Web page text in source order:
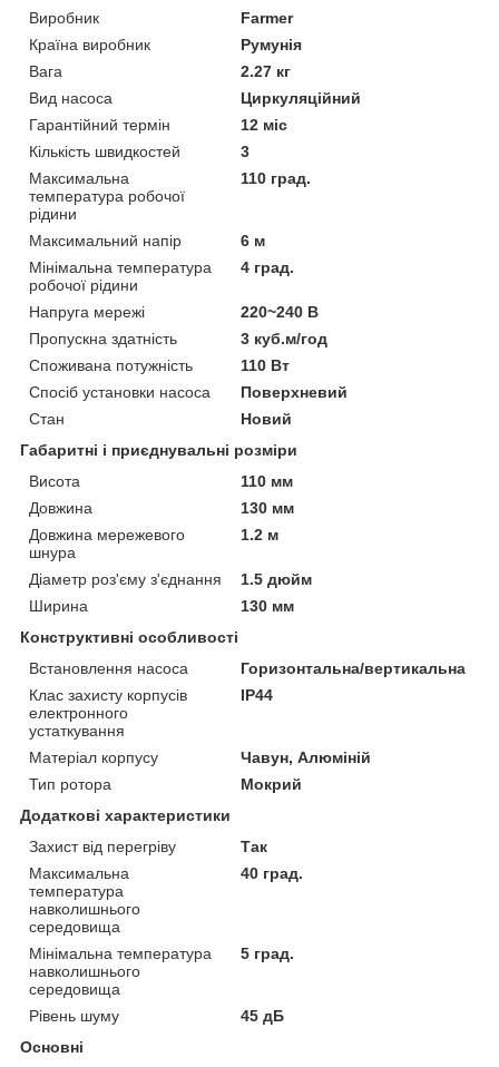
Виробник
Farmer
Країна виробник
Румунія
Вага
2.27 кг
Вид насоса
Циркуляційний
Гарантійний термін
12 міс
Кількість швидкостей
3
Максимальна
температура робочої
рідини
110 град.
Максимальний напір
6 м
Мінімальна температура
робочої рідини
4 град.
Напруга мережі
220~240 В
Пропускна здатність
3 куб.м/год
Споживана потужність
110 Вт
Спосіб установки насоса
Поверхневий
Стан
Новий
Габаритні і приєднувальні розміри
Висота
110 мм
Довжина
130 мм
Довжина мережевого
шнура
1.2 м
Діаметр роз'єму з'єднання
1.5 дюйм
Ширина
130 мм
Конструктивні особливості
Встановлення насоса
Горизонтальна/вертикальна
Клас захисту корпусів
електронного
устаткування
IP44
Матеріал корпусу
Чавун, Алюміній
Тип ротора
Мокрий
Додаткові характеристики
Захист від перегріву
Так
Максимальна
температура
навколишнього
середовища
40 град.
Мінімальна температура
навколишнього
середовища
5 град.
Рівень шуму
45 дБ
Основні